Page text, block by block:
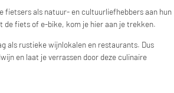
fietsers als natuur- en cultuurliefhebbers aan hun
de fiets of e-bike, kom je hier aan je trekken.
als rustieke wijnlokalen en restaurants. Dus
en laat je verrassen door deze culinaire